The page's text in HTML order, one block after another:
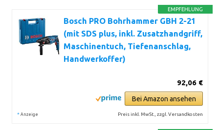
EMPFEHLUNG
Bosch PRO Bohrhammer GBH 2-21
(mit SDS plus, inkl. Zusatzhandgriff,
Maschinentuch, Tiefenanschlag,
Handwerkoffer)
92,06 €
Bei Amazon ansehen
* Anzeige Preis inkl. MwSt., zzgl. Versandkosten